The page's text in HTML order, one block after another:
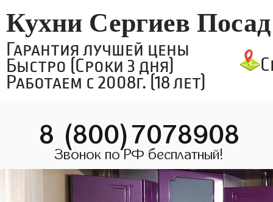
Кухни Сергиев Посад
Гарантия лучшей цены
Быстро (Сроки 3 дня)
Работаем с 2008г. (18 лет)
8 (800)7078908
Звонок по РФ бесплатный!